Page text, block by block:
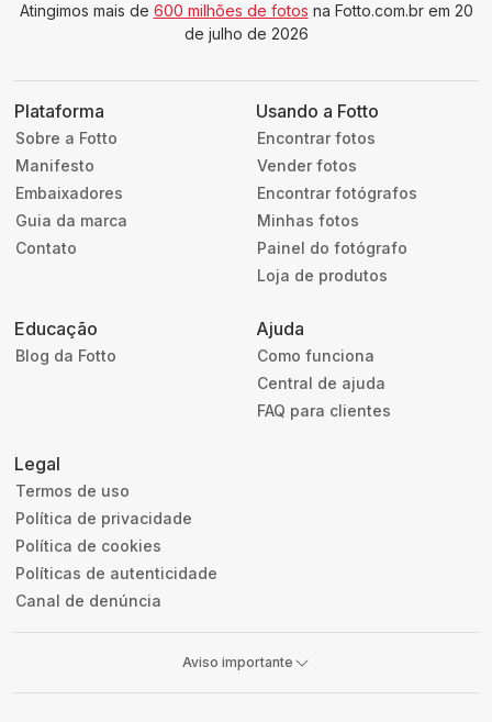
Atingimos mais de 600 milhões de fotos na Fotto.com.br em 20
de julho de 2026
Plataforma
Sobre a Fotto
Manifesto
Embaixadores
Guia da marca
Contato
Usando a Fotto
Encontrar fotos
Vender fotos
Encontrar fotógrafos
Minhas fotos
Painel do fotógrafo
Loja de produtos
Educação
Blog da Fotto
Ajuda
Como funciona
Central de ajuda
FAQ para clientes
Legal
Termos de uso
Política de privacidade
Política de cookies
Políticas de autenticidade
Canal de denúncia
Aviso importante